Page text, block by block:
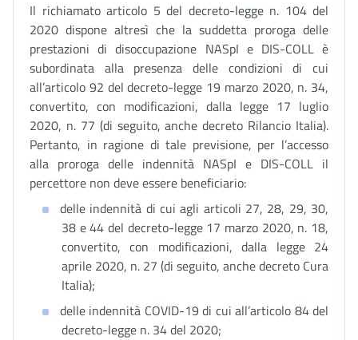
Il richiamato articolo 5 del decreto-legge n. 104 del
2020 dispone altresì che la suddetta proroga delle
prestazioni di disoccupazione NASpI e DIS-COLL è
subordinata alla presenza delle condizioni di cui
all’articolo 92 del decreto-legge 19 marzo 2020, n. 34,
convertito, con modificazioni, dalla legge 17 luglio
2020, n. 77 (di seguito, anche decreto Rilancio Italia).
Pertanto, in ragione di tale previsione, per l’accesso
alla proroga delle indennità NASpI e DIS-COLL il
percettore non deve essere beneficiario:
delle indennità di cui agli articoli 27, 28, 29, 30,
38 e 44 del decreto-legge 17 marzo 2020, n. 18,
convertito, con modificazioni, dalla legge 24
aprile 2020, n. 27 (di seguito, anche decreto Cura
Italia);
delle indennità COVID-19 di cui all’articolo 84 del
decreto-legge n. 34 del 2020;